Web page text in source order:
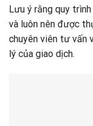
Lưu ý rằng quy
và luôn nên được
chuyên viên tư vấn
lý của giao dịch.